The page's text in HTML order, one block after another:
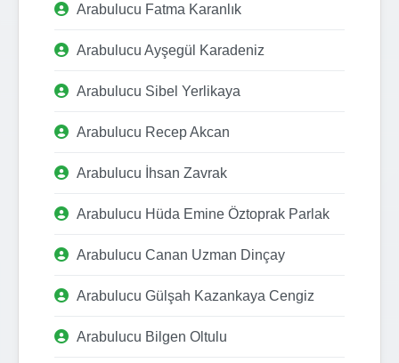
Arabulucu Fatma Karanlık
Arabulucu Ayşegül Karadeniz
Arabulucu Sibel Yerlikaya
Arabulucu Recep Akcan
Arabulucu İhsan Zavrak
Arabulucu Hüda Emine Öztoprak Parlak
Arabulucu Canan Uzman Dinçay
Arabulucu Gülşah Kazankaya Cengiz
Arabulucu Bilgen Oltulu